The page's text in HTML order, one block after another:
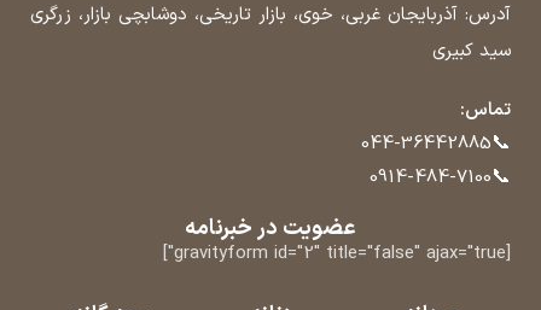
آدرس: آذربایجان غربی، خوی، بازار تاریخی، دوشابچی بازار، زرگری
سید کبیری
تماس:
📞
044-36442885
📞
0914-484-7100
عضویت در خبرنامه
[gravityform id="2" title="false" ajax="true"]